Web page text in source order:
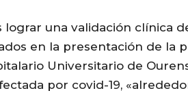
lograr una validación clínica
en la presentación de la
Universitario de
por covid-19,